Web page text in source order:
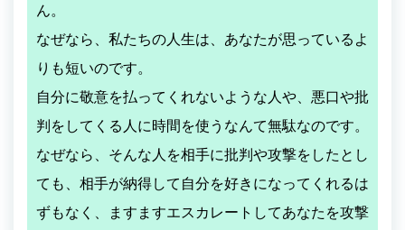
ん。
なぜなら、私たちの人生は、あなたが思っているよ
りも短いのです。
自分に敬意を払ってくれないような人や、悪口や批
判をしてくる人に時間を使うなんて無駄なのです。
なぜなら、そんな人を相手に批判や攻撃をしたとし
ても、相手が納得して自分を好きになってくれるは
ずもなく、ますますエスカレートしてあなたを攻撃